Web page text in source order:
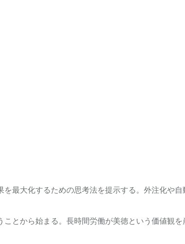
最大化するための思考法を提示する。外注化や
とから始まる。長時間労働が美徳という価値観